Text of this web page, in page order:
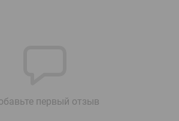
первый отзыв